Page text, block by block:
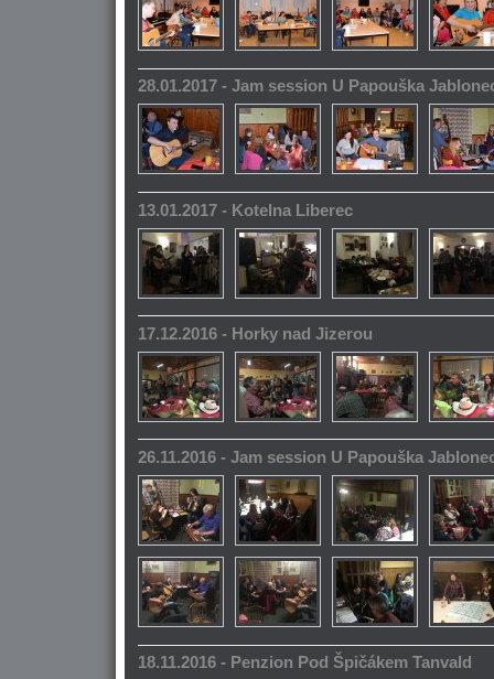
28.01.2017 - Jam session U Papouška
13.01.2017 - Kotelna Liberec
17.12.2016 - Horky nad Jizerou
26.11.2016 - Jam session U Papouška
18.11.2016 - Penzion Pod Špičákem Tanvald